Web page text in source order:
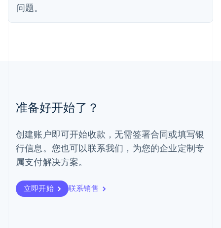
问题。
准备好开始了？
创建账户即可开始收款，无需签署合同或填写银
行信息。您也可以联系我们，为您的企业定制专
属支付解决方案。
立即开始 联系销售
罗马尼亚
马尔他
挪威
葡萄牙
Português English
日本
日本語English
瑞典
瑞士
DeutschFrançais